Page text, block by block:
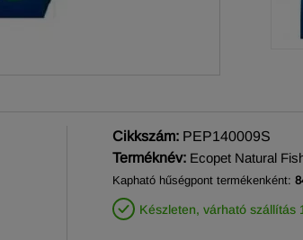
Cikkszám: PEP140009S
Terméknév: Ecopet Natural
Kapható hűségpont termékenként:
Készleten, várható szállítás